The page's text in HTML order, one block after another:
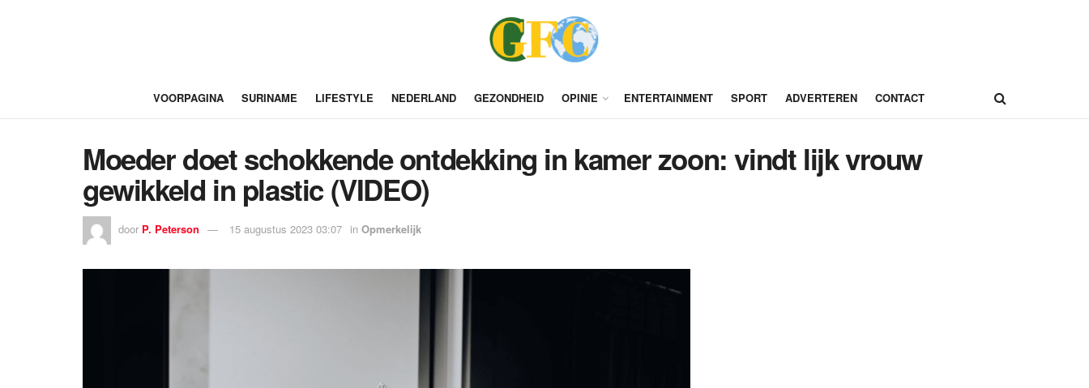
VOORPAGINA SURINAME LIFESTYLE NEDERLAND GEZONDHEID OPINIE ENTERTAINMENT SPORT ADVERTEREN CONTACT
Moeder doet schokkende ontdekking in kamer zoon: vindt lijk vrouw
gewikkeld in plastic (VIDEO)
door P. Peterson 15 augustus 2023 03:07 in Opmerkelijk